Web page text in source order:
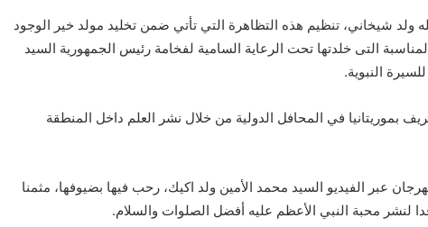
ولد شيخاني، تنظيم هذه التظاهرة التي تأتي ضمن تخليد مولد خير الوجود
التى خلدتها تحت الرعاية السامية لفخامة رئيس الجمهورية السيد
النبوية.
بموريتانيا في المحافل الدولية من خلال نشر العلم داخل المنطقة
عبر الفيديو السيد محمد الأمين ولد اكيك، رحب فيها بضيوفها، مثمنا
لنشر محبة النبي الأعظم عليه أفضل الصلوات والسلام.